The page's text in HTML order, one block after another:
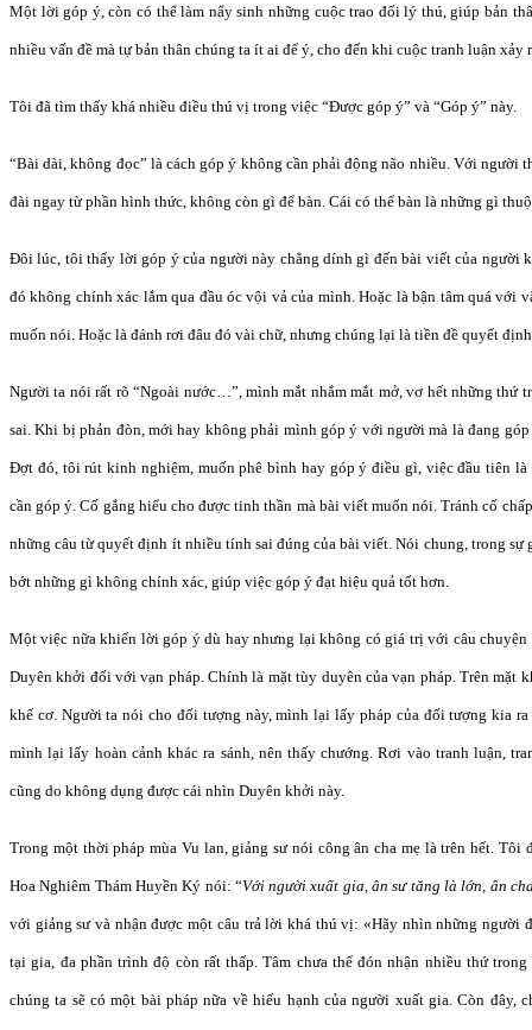
Một lời góp ý, còn có thể làm nẩy sinh những cuộc trao đổi lý thú, giúp bản
nhiều vấn đề mà tự bản thân chúng ta ít ai để ý, cho đến khi cuộc tranh luận xảy
Tôi đã tìm thấy khá nhiều điều thú vị trong việc “Được góp ý” và “Góp ý” này.
“Bài dài, không đọc” là cách góp ý không cần phải động não nhiều. Với người
đài ngay từ phần hình thức, không còn gì để bàn. Cái có thể bàn là những gì
Đôi lúc, tôi thấy lời góp ý của người này chẳng dính gì đến bài viết của người
đó không chính xác lắm qua đầu óc vội vả của mình. Hoặc là bận tâm quá với
muốn nói. Hoặc là đánh rơi đâu đó vài chữ, nhưng chúng lại là tiền đề quyết
Người ta nói rất rõ “Ngoài nước…”, mình mắt nhắm mắt mở, vơ hết những thứ
sai. Khi bị phản đòn, mới hay không phải mình góp ý với người mà là đang
Đợt đó, tôi rút kinh nghiệm, muốn phê bình hay góp ý điều gì, việc đầu tiên
cần góp ý. Cố gắng hiểu cho được tinh thần mà bài viết muốn nói. Tránh cố
những câu từ quyết định ít nhiều tính sai đúng của bài viết. Nói chung, trong sự
bớt những gì không chính xác, giúp việc góp ý đạt hiệu quả tốt hơn.
Một việc nữa khiến lời góp ý dù hay nhưng lại không có giá trị với câu
Duyên khởi đối với vạn pháp. Chính là mặt tùy duyên của vạn pháp. Trên mặt
khế cơ. Người ta nói cho đối tượng này, mình lại lấy pháp của đối tượng kia
mình lại lấy hoàn cảnh khác ra sánh, nên thấy chướng. Rơi vào tranh luận,
cũng do không dụng được cái nhìn Duyên khởi này.
Trong một thời pháp mùa Vu lan, giảng sư nói công ân cha mẹ là trên hết.
Hoa Nghiêm Thám Huyền Ký nói: “Với người xuất gia, ân sư tăng là lớn, ân
với giảng sư và nhận được một câu trả lời khá thú vị: «Hãy nhìn những người
tại gia, đa phần trình độ còn rất thấp. Tâm chưa thể đón nhận nhiều thứ
chúng ta sẽ có một bài pháp nữa về hiếu hạnh của người xuất gia. Còn